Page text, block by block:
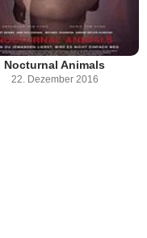
Nocturnal Animals
22. Dezember 2016